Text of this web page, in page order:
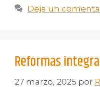
Deja un
Reformas
27 marzo, 2025 por